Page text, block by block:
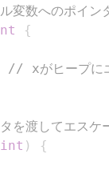
数へのポイン
{
// xがヒープに
渡してエスケ
int )
{